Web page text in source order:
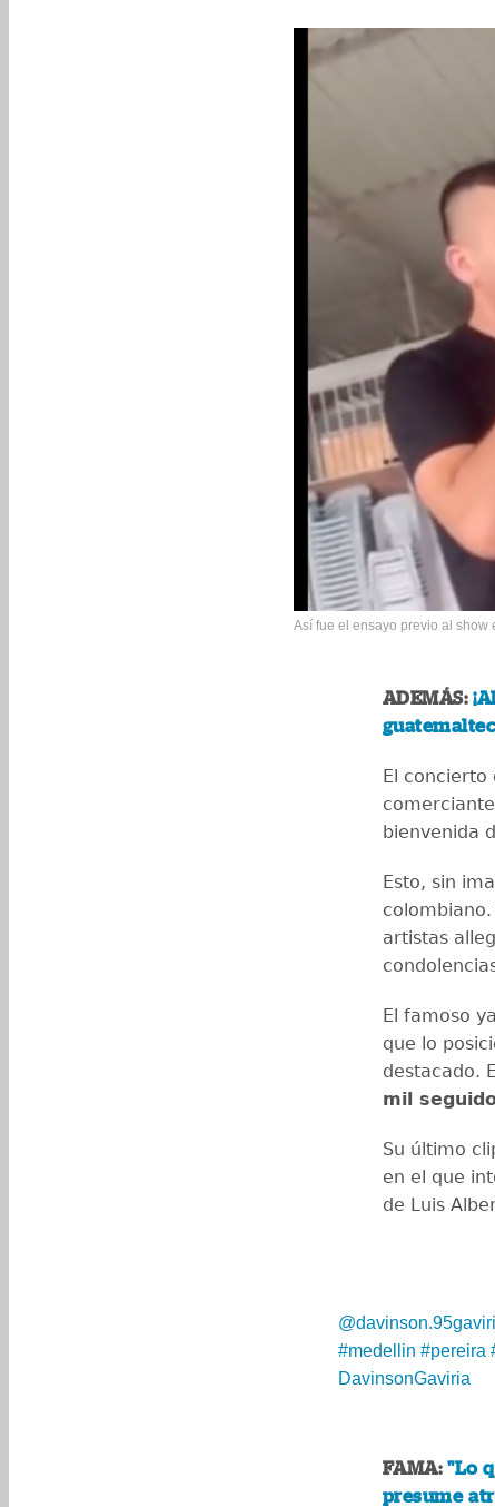
Así fue el ensayo previo al show
ADEMÁS:
El concierto
bienvenida
Esto, sin
artistas
El famoso
que lo
destacado.
mil
Su último
en el que
de Luis
#medellin #pereira
DavinsonGaviria
FAMA:"Lo
presume